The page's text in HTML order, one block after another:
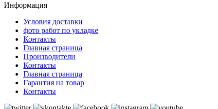
Информация
Условия доставки
фото работ по укладке
Контакты
Главная страница
Производители
Контакты
Главная страница
Гарантия на товар
Контакты